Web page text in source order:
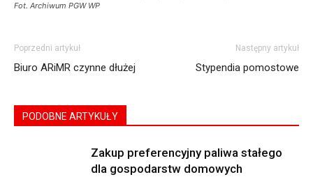
Fot. Archiwum PGW WP
Poprzedni artykuł
Biuro ARiMR czynne dłużej
Następny artykuł
Stypendia pomostowe
PODOBNE ARTYKUŁY
Zakup preferencyjny paliwa stałego
dla gospodarstw domowych